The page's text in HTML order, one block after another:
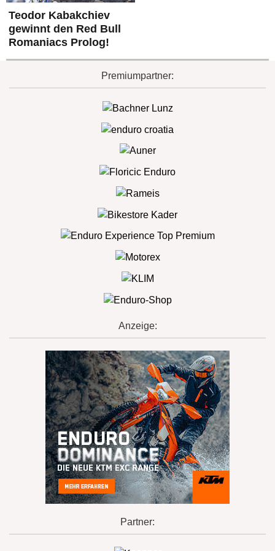
Teodor Kabakchiev
gewinnt den Red Bull
Romaniacs Prolog!
Premiumpartner:
Anzeige:
Partner: